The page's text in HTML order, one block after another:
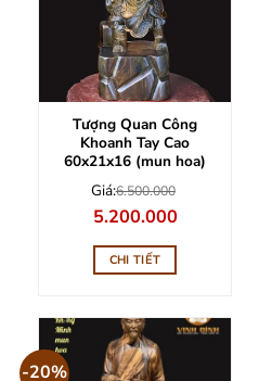
Tượng Quan Công
Khoanh Tay Cao
60x21x16 (mun hoa)
Giá:6.500.000
Giá
gốc
là:
6.500.000.
5.200.000Giá
tại
5.200.000.
CHI TIẾT
-20%